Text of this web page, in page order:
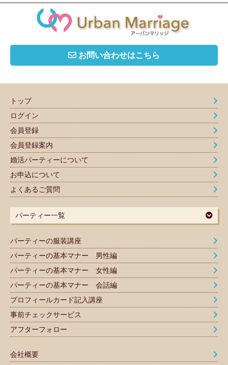
お問い合わせはこちら
トップ
ログイン
会員登録
会員登録案内
婚活パーティーについて
お申込について
よくあるご質問
パーティー一覧
パーティーの服装講座
パーティーの基本マナー 男性編
パーティーの基本マナー 女性編
パーティーの基本マナー 会話編
プロフィールカード記入講座
事前チェックサービス
アフターフォロー
会社概要